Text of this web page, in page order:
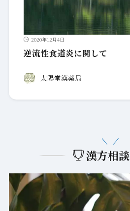
2020年12月4日
逆流性食道炎に関して
太陽堂漢薬局
漢方相談